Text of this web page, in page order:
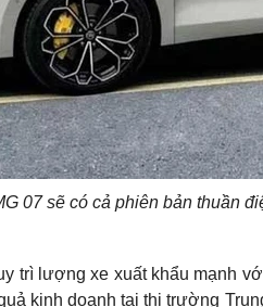
07 sẽ có cả phiên bản thuần
trì lượng xe xuất khẩu mạnh
kinh doanh tại thị trường